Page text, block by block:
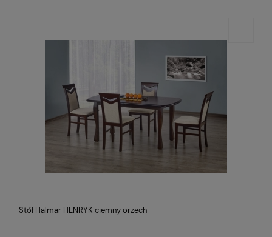
Stół Halmar HENRYK ciemny orzech